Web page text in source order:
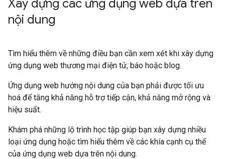
Xây dựng các ứng dụng web dựa trên
nội dung
Tìm hiểu thêm về những điều bạn cần xem xét khi xây dựng
ứng dụng web thương mại điện tử, báo hoặc blog.
Ứng dụng web hướng nội dung của bạn phải được tối ưu
hoá để tăng khả năng hỗ trợ tiếp cận, khả năng mở rộng và
hiệu suất.
Khám phá những lộ trình học tập giúp bạn xây dựng nhiều
loại ứng dụng hoặc tìm hiểu thêm về các khía cạnh cụ thể
của ứng dụng web dựa trên nội dung.